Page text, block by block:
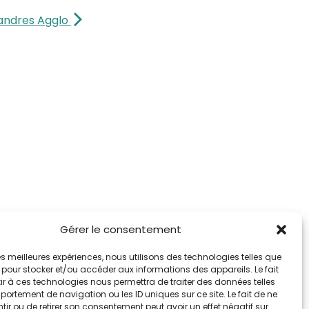
Gérer le consentement
meilleures expériences, nous utilisons des technologies telles que
stocker et/ou accéder aux informations des appareils. Le fait
à ces technologies nous permettra de traiter des données telles
de navigation ou les ID uniques sur ce site. Le fait de ne
ou de retirer son consentement peut avoir un effet négatif sur
Agglo